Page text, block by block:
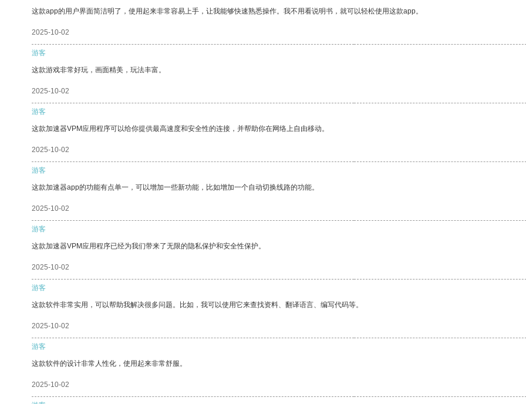
这款app的用户界面简洁明了，使用起来非常容易上手，让我能够快速熟悉操作。我不用看说明书，就可以轻松使用这款app。
2025-10-02
游客
这款游戏非常好玩，画面精美，玩法丰富。
2025-10-02
游客
这款加速器VPM应用程序可以给你提供最高速度和安全性的连接，并帮助你在网络上自由移动。
2025-10-02
游客
这款加速器app的功能有点单一，可以增加一些新功能，比如增加一个自动切换线路的功能。
2025-10-02
游客
这款加速器VPM应用程序已经为我们带来了无限的隐私保护和安全性保护。
2025-10-02
游客
这款软件非常实用，可以帮助我解决很多问题。比如，我可以使用它来查找资料、翻译语言、编写代码等。
2025-10-02
游客
这款软件的设计非常人性化，使用起来非常舒服。
2025-10-02